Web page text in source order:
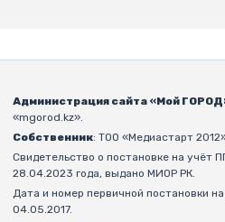
Администрация сайта «Мой
«mgorod.kz».
Собственник: ТОО «Медиастарт
Свидетельство о постановке на учёт
28.04.2023 года, выдано МИОР РК.
Дата и номер первичной постановки
04.05.2017.